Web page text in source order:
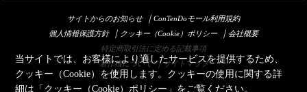
サイトからのお知らせ ｜ ConTenDoモール利用規約
個人情報保護方針
｜ クッキー（Cookie）ポリシー ｜ 会社概要
特定商取引法に定める記載事項
著作権について ｜サイトマップ
当サイトでは、お客様により適したサービスを提供するため、
クッキー（Cookie）を使用します。クッキーの使用に関する詳
細は「クッキー（Cookie）ポリシー 」をご覧ください。